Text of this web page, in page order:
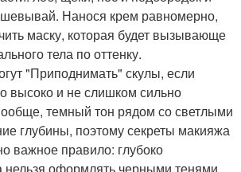
Нанося крем равномерно,
маску, которая будет вызывающе
тела по оттенку.
"Приподнимать" скулы, если
высоко и не слишком сильно
темный тон рядом со светлыми
глубины, поэтому секреты макияжа
важное правило: глубоко